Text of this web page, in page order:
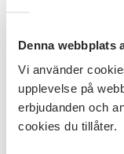
Denna webbplats
Vi använder
upplevelse på
erbjudanden och
cookies du tillåter.
Om Allas
Allas Barnbarn
ideell
läsa och berätta
dig som vill